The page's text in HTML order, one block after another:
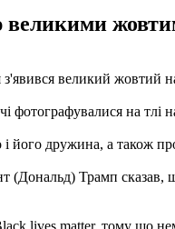
великими
великий жовтий
фотографувалися на тлі
і його дружина, а
(Дональд) Трамп
lives matter, тому що